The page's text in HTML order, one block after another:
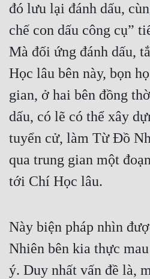
đó lưu lại đánh dấu,
chế con dấu công cụ”
Mà đối ứng đánh dấu,
Học lâu bên này, bọn
gian, ở hai bên đồng
dấu, có lẽ có thể xây
tuyển cử, làm Từ Đồ
qua trung gian một
tới Chí Học lâu.
Này biện pháp nhìn
Nhiên bên kia thực
ý. Duy nhất vấn đề là,